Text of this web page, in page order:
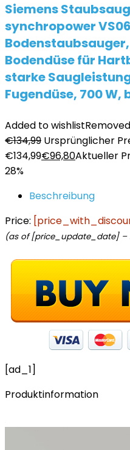
Siemens
synchropower
Bodendüse für
starke
Fugendüse, 700 W,
Added to wishlist
€134,99 Ursprünglicher
€134,99€96,80Aktueller
28%
Beschreibung
Price:
(as of [price_update_date] –
[ad_1]
Produktinformation